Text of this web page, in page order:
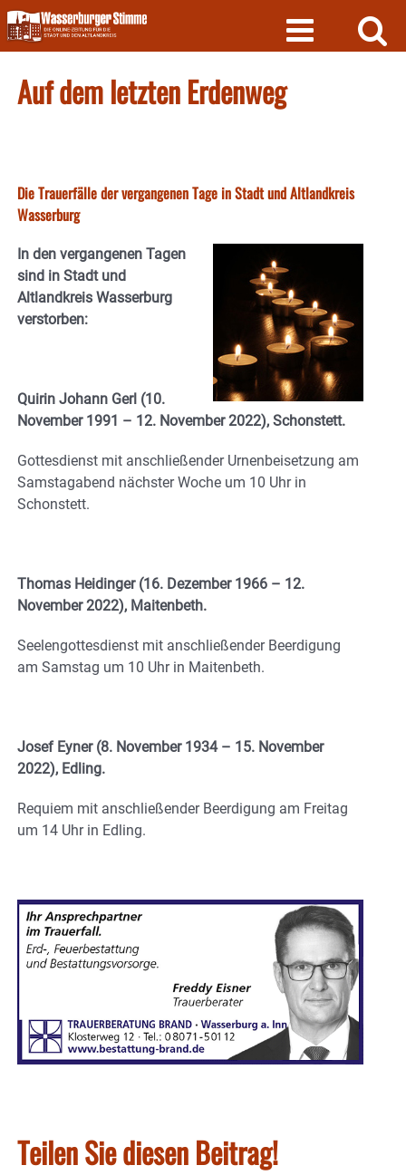
Skip
to
content
Auf dem letzten Erdenweg
Die Trauerfälle der vergangenen Tage in Stadt und Altlandkreis
Wasserburg
In den vergangenen Tagen
sind in Stadt und
Altlandkreis Wasserburg
verstorben:
Quirin Johann Gerl (10.
November 1991 – 12. November 2022), Schonstett.
Gottesdienst mit anschließender Urnenbeisetzung am
Samstagabend nächster Woche um 10 Uhr in
Schonstett.
Thomas Heidinger (16. Dezember 1966 – 12.
November 2022), Maitenbeth.
Seelengottesdienst mit anschließender Beerdigung
am Samstag um 10 Uhr in Maitenbeth.
Josef Eyner (8. November 1934 – 15. November
2022), Edling.
Requiem mit anschließender Beerdigung am Freitag
um 14 Uhr in Edling.
Teilen Sie diesen Beitrag!